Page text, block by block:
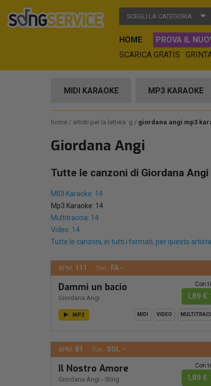
SCEGLI LA CATEGORIA
HOME PROVA IL
SCARICA GRATIS
MIDI KARAOKE MP3 KARAOKE
home artisti per la lettera: g giordana angi mp3
Giordana Angi
Tutte le canzoni di Giordana
MIDI Karaoke: 14
Mp3 Karaoke: 14
Multitraccia: 14
Video: 14
Tutte le canzoni, in tutti i formati, per questo artista.
BPM: 111 Ton.: FA -
Dammi un bacio
Giordana Angi
Con
1,89 €
MP3 MIDI VIDEO
BPM: 81 Ton.: SOL -
Il Nostro Amore
Giordana Angi - Sting
Con
1,89 €